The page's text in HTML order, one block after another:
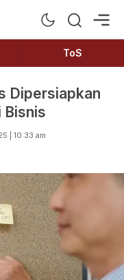
ToS
Dipersiapkan
Bisnis
| 10:33 am